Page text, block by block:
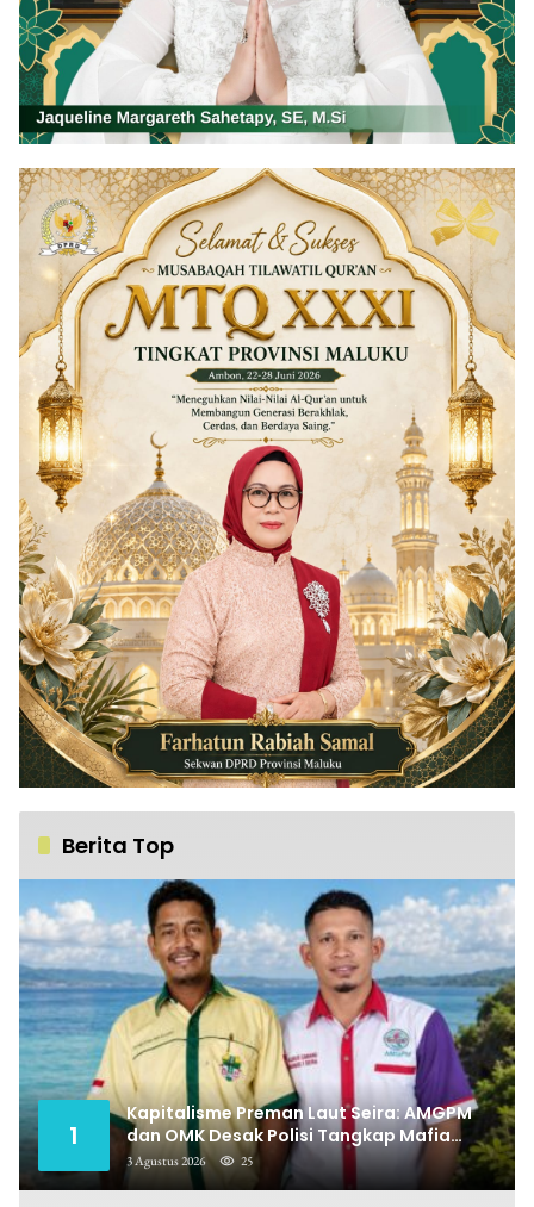
Berita Top
1
Kapitalisme Preman Laut Seira: AMGPM
dan OMK Desak Polisi Tangkap Mafia
Pungli
3 Agustus 2026 25